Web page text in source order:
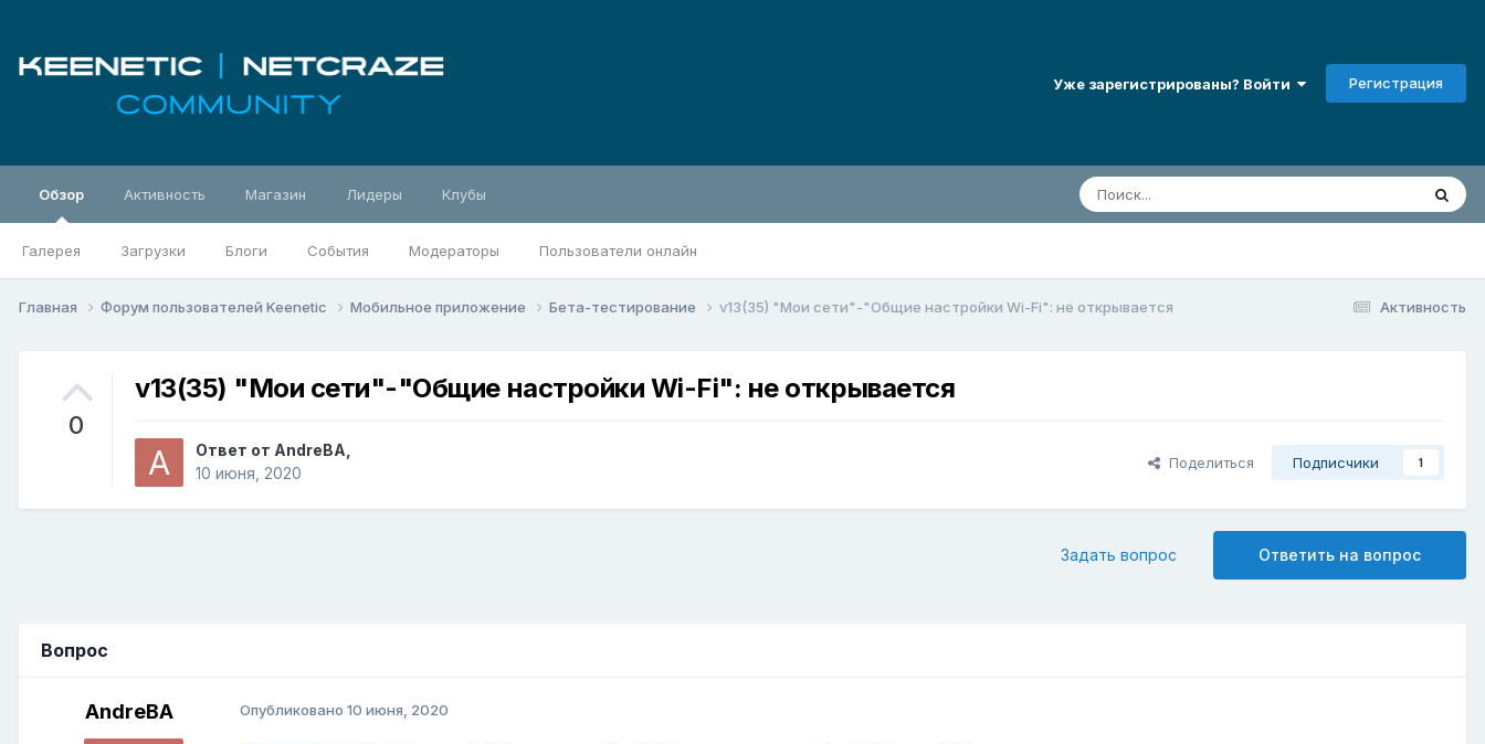
Уже зарегистрированы? Войти Регистрация
Обзор
Галерея Загрузки Блоги События Модераторы Пользователи онлайн
Активность Магазин Лидеры Клубы
Активность
Главная Форум пользователей Keenetic Мобильное приложение Бета-тестирование v13(35) "Мои сети"-"Общие настройки Wi-Fi": не открывается
0
v13(35) "Мои сети"-"Общие настройки Wi-Fi": не открывается
Ответ от AndreBA
10 июня, 2020
Поделиться Подписчики 1
Ответить на вопрос
Задать вопрос
Вопрос
AndreBA Опубликовано 10 июня, 2020